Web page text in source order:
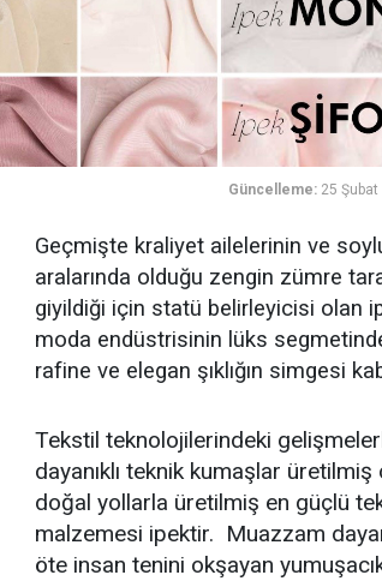
Güncelleme: 25
Geçmişte kraliyet ailelerinin ve
aralarında olduğu zengin zümre
giyildiği için statü belirleyicisi olan
moda endüstrisinin lüks
rafine ve elegan şıklığın simgesi
Tekstil teknolojilerindeki
dayanıklı teknik kumaşlar üretilmiş
doğal yollarla üretilmiş en güçlü
malzemesi ipektir. Muazzam
öte insan tenini okşayan